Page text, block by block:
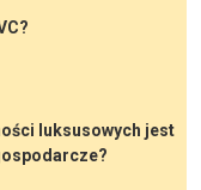
luksusowych jest